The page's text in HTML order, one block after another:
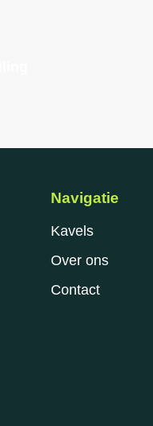
Navigatie
Kavels
Over ons
Contact